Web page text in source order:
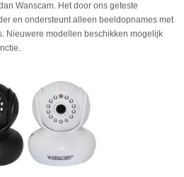
Wanscam. Het door ons geteste
en ondersteunt alleen beeldopnames met
Nieuwere modellen beschikken mogelijk